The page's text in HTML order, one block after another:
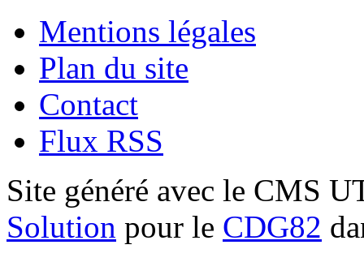
Mentions légales
Plan du site
Contact
Flux RSS
Site généré avec le CMS
Solution pour le CDG82